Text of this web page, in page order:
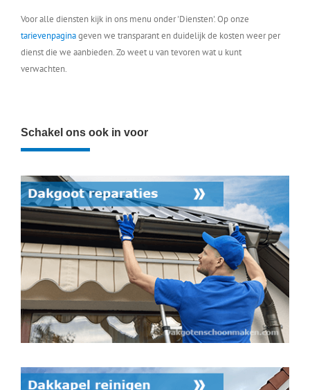
Voor alle diensten kijk in ons menu onder 'Diensten'. Op onze
tarievenpaginageven we transparant en duidelijk de kosten weer per
dienst die we aanbieden. Zo weet u van tevoren wat u kunt
verwachten.
Schakel ons ook in voor